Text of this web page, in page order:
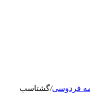
فردوسی/گشتاسب